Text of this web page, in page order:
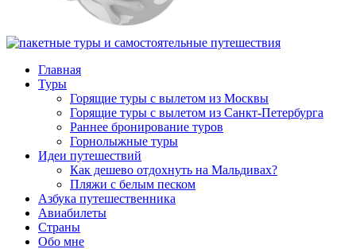
Главная
Туры
Горящие туры с вылетом из Москвы
Горящие туры с вылетом из Санкт-Петербурга
Раннее бронирование туров
Горнолыжные туры
Идеи путешествий
Как дешево отдохнуть на Мальдивах?
Пляжи с белым песком
Азбука путешественника
Авиабилеты
Страны
Обо мне